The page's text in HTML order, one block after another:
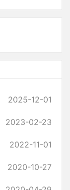
2025-12-01
2023-02-23
2022-11-01
2020-10-27